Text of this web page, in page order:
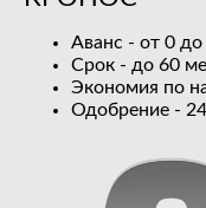
Аванс - от 0 до
Срок - до 60
Экономия по
Одобрение - 24